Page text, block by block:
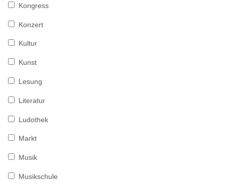
Kongress
Konzert
Kultur
Kunst
Lesung
Literatur
Ludothek
Markt
Musik
Musikschule